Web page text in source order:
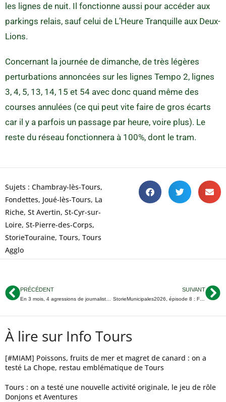
les lignes de nuit. Il fonctionne aussi pour accéder aux
parkings relais, sauf celui de L’Heure Tranquille aux Deux-
Lions.
Concernant la journée de dimanche, de très légères
perturbations annoncées sur les lignes Tempo 2, lignes
3, 4, 5, 13, 14, 15 et 54 avec donc quand même des
courses annulées (ce qui peut vite faire de gros écarts
car il y a parfois un passage par heure, voire plus). Le
reste du réseau fonctionnera à 100%, dont le tram.
Sujets : Chambray-lès-Tours,
Fondettes, Joué-lès-Tours, La
Riche, St Avertin, St-Cyr-sur-
Loire, St-Pierre-des-Corps,
StorieTouraine, Tours, Tours
Agglo
PRÉCÉDENT SUIVANT
StorieMunicipales2026, épisode 8 : Frédéric Augis candidat à Joué-lès-Tours, Wilfried Schwartz se lance à La Riche, une nouvelle liste annoncée à Tours…
À lire sur Info Tours
[#MIAM] Poissons, fruits de mer et magret de canard : on a
testé La Chope, restau emblématique de Tours
Tours : on a testé une nouvelle activité originale, le jeu de rôle
Donjons et Aventures